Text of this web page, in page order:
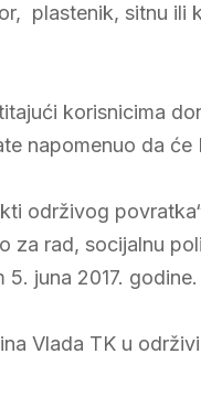
plastenik, sitnu ili
korisnicima
napomenuo da
održivog
za rad, socijalnu
juna 2017. godine.
Vlada TK u